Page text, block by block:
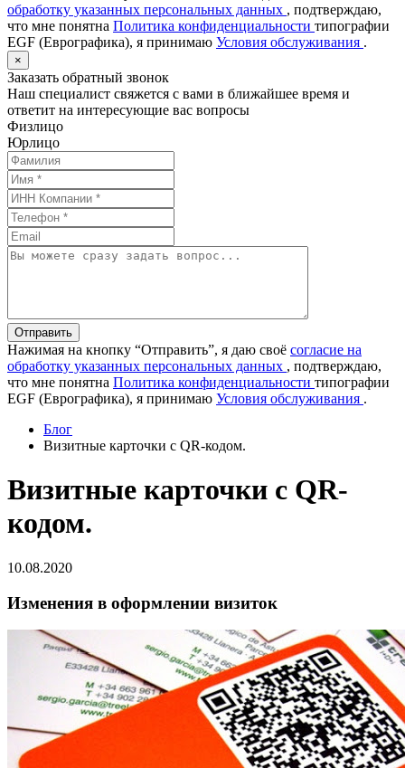
обработку указанных персональных данных , подтверждаю,
что мне понятна Политика конфиденциальности типографии
EGF (Еврографика), я принимаю Условия обслуживания .
×
Заказать обратный звонок
Наш специалист свяжется с вами в ближайшее время и
ответит на интересующие вас вопросы
Физлицо
Юрлицо
Отправить
Нажимая на кнопку “Отправить”, я даю своё согласие на
обработку указанных персональных данных , подтверждаю,
что мне понятна Политика конфиденциальности типографии
EGF (Еврографика), я принимаю Условия обслуживания .
Блог
Визитные карточки с QR-кодом.
Визитные карточки с QR-
кодом.
10.08.2020
Изменения в оформлении визиток